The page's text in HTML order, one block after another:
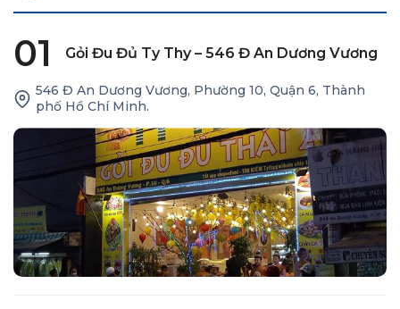
01 Gỏi Đu Đủ Ty Thy – 546 Đ An Dương Vương
546 Đ An Dương Vương, Phường 10, Quận 6, Thành
phố Hồ Chí Minh.